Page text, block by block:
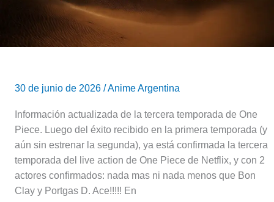
30 de junio de 2026 /Anime Argentina
Información actualizada de la tercera temporada de One
Piece. Luego del éxito recibido en la primera temporada (y
aún sin estrenar la segunda), ya está confirmada la tercera
temporada del live action de One Piece de Netflix, y con 2
actores confirmados: nada mas ni nada menos que Bon
Clay y Portgas D. Ace!!!!! En
Actores,
cubre
Fecha
de
estreno